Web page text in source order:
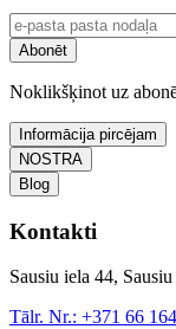
Abonēt
Noklikšķinot uz
Informācija pircējam
NOSTRA
Blog
Kontakti
Sausiu iela 44,
Tālr. Nr.: +371 66